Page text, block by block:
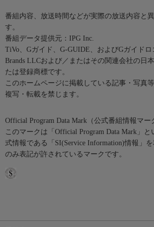
番組内容、放送時間などが実際の放送内容と
す。
番組データ提供元：IPG Inc.
TiVo、Gガイド、G-GUIDE、およびGガイド
Brands LLCおよび／またはその関連会社の日
たは登録商標です。
このホームページに掲載している記事・写真
複写・転載を禁じます。
Official Program Data Mark（公式番組情報マー
このマークは「Official Program Data Mark」
式情報である「SI(Service Information)情報」
のみ表記が許されているマークです。